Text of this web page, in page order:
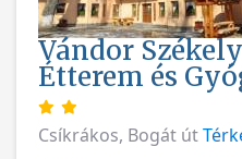
Vándor
Étterem és
Csíkrákos, Bogát út